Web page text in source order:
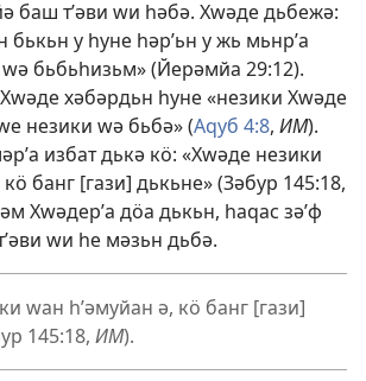
баш тʹәви ԝи һәбә. Хԝәде дьбежә:
бькьн у һуне һәрʹьн у жь мьнрʹа
бьбьһизьм» (Йерәмйа 29:12).
Хԝәде хәбәрдьн һуне «незики Хԝәде
незики ԝә бьбә» (Аԛуб 4:8, ИМ).
избат дькә кӧ: «Хԝәде незики
банг [гази] дькьне» (Зәбур 145:18,
Хԝәдерʹа дӧа дькьн, һаԛас зәʹф
ԝи һе мәзьн дьбә.
ԝан һʹәмуйан ә, кӧ банг [гази]
145:18, ИМ).